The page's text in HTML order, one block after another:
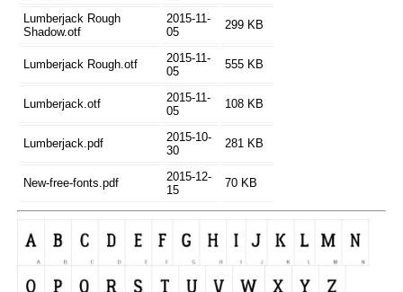
Lumberjack Rough
Shadow.otf
2015-11-
05
299 KB
Lumberjack Rough.otf
2015-11-
05
555 KB
Lumberjack.otf
2015-11-
05
108 KB
Lumberjack.pdf
2015-10-
30
281 KB
New-free-fonts.pdf
2015-12-
15
70 KB